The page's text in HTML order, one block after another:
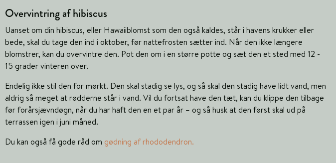
Overvintring af hibiscus
Uanset om din hibiscus, eller Hawaiiblomst som den også kaldes, står i havens krukker eller
bede, skal du tage den ind i oktober, før nattefrosten sætter ind. Når den ikke længere
blomstrer, kan du overvintre den. Pot den om i en større potte og sæt den et sted med 12 -
15 grader vinteren over.
Endelig ikke stil den for mørkt. Den skal stadig se lys, og så skal den stadig have lidt vand, men
aldrig så meget at rødderne står i vand. Vil du fortsat have den tæt, kan du klippe den tilbage
før forårsjævndøgn, når du har haft den en et par år – og så husk at den først skal ud på
terrassen igen i juni måned.
Du kan også få gode råd om gødning af rhododendron.